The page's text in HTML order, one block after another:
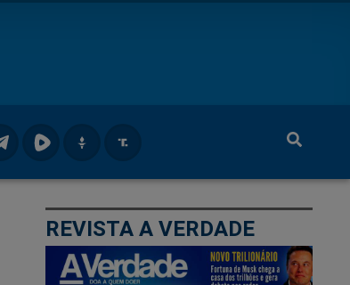
REVISTA A VERDADE